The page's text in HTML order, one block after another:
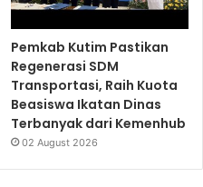
Pemkab Kutim Pastikan
Regenerasi SDM
Transportasi, Raih Kuota
Beasiswa Ikatan Dinas
Terbanyak dari Kemenhub
02 August 2026